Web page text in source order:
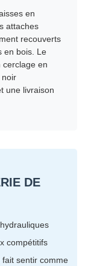
en
attaches
recouverts
en bois. Le
cerclage en
noir
une livraison
DE
compétitifs
sentir comme